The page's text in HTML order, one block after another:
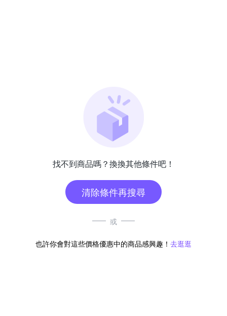
找不到商品嗎？換換其他條件吧！
清除條件再搜尋
或
也許你會對這些價格優惠中的商品感興趣！ 去逛逛